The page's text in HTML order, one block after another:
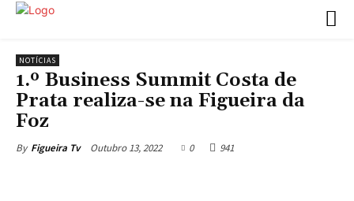
NOTÍCIAS
1.º Business Summit Costa de
Prata realiza-se na Figueira da
Foz
By Figueira Tv Outubro 13, 2022 0 941